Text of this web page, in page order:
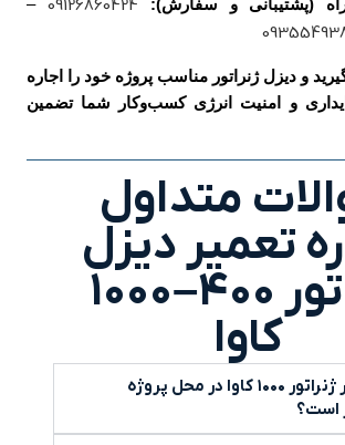
(پشتیبانی و سفارش): 09126860424
–
و دیزل ژنراتور مناسب پروژه خود را اجاره
پایداری و امنیت انرژی کسب‌وکار شما تضمین
متداول
تعمیر دیزل
ژنراتور ۴۰۰–۱۰۰۰
کاوا
۱. آیا تعمیر ژنراتور ۱۰۰۰ کاوا در محل پروژه
است؟